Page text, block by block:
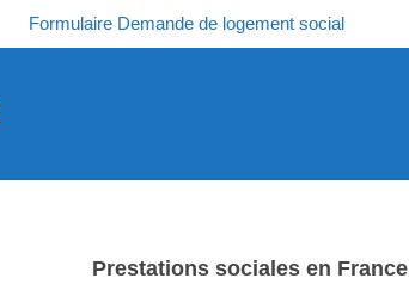
Formulaire Demande de logement social
Prestations sociales en France